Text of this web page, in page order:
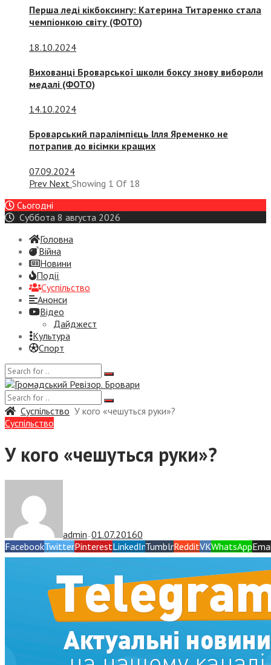
Перша леді кікбоксингу: Катерина Титаренко стала
чемпіонкою світу (ФОТО)
18.10.2024
Вихованці Броварської школи боксу знову вибороли
медалі (ФОТО)
14.10.2024
Броварський паралімпієць Ілля Яременко не
потрапив до вісімки кращих
07.09.2024
Prev Next Showing 1 Of 18
Сьогодні
Суббота 8 августа 2026
Головна
Війна
Новини
Події
Суспiльство
Анонси
Відео
Дайджест
Культура
Спорт
Суспiльство У кого «чешуться руки»?
Суспiльство
У кого «чешуться руки»?
admin —01.07.20160
FacebookTwitterPinterestLinkedInTumblrRedditVKWhatsApp